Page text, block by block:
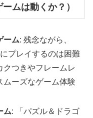
ムは動くか？）
ーム: 残念ながら、
プレイするのは困難
クつきやフレームレ
ムーズなゲーム体験
ム: 「パズル＆ドラゴ